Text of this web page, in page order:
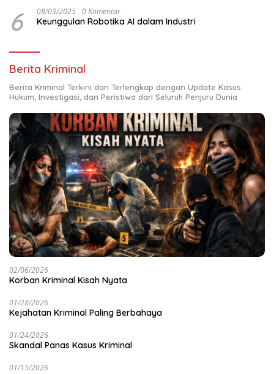
6 08/03/2025 0 Komentar
Keunggulan Robotika AI dalam Industri
Berita Kriminal
Berita Kriminal Terkini dan Terlengkap dengan Update Kasus
Hukum, Investigasi, dan Peristiwa dari Seluruh Penjuru Dunia
02/06/2026
Korban Kriminal Kisah Nyata
01/28/2026
Kejahatan Kriminal Paling Berbahaya
01/24/2026
Skandal Panas Kasus Kriminal
01/15/2026